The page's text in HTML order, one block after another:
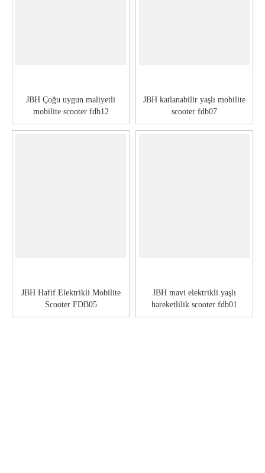
JBH Çoğu uygun maliyetli
mobilite scooter fdb12
JBH katlanabilir yaşlı mobilite
scooter fdb07
JBH Hafif Elektrikli Mobilite
Scooter FDB05
JBH mavi elektrikli yaşlı
hareketlilik scooter fdb01